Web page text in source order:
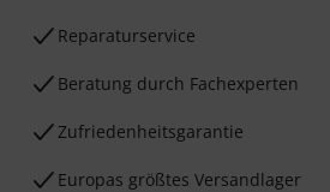
Reparaturservice
Beratung durch Fachexperten
Zufriedenheitsgarantie
Europas größtes Versandlager